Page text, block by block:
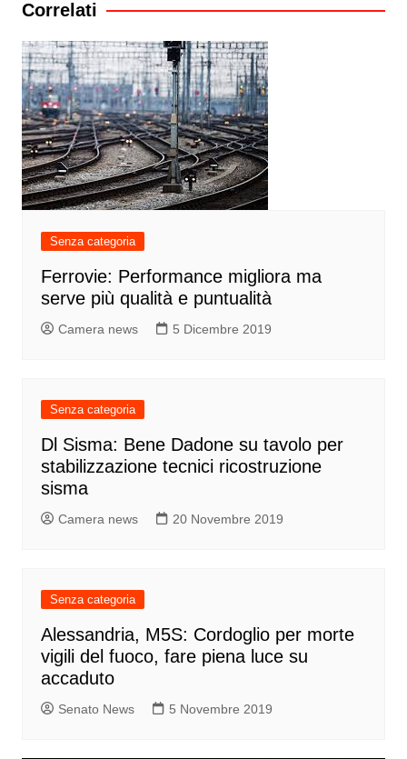
Correlati
Senza categoria
Ferrovie: Performance migliora ma
serve più qualità e puntualità
Camera news 5 Dicembre 2019
Senza categoria
Dl Sisma: Bene Dadone su tavolo per
stabilizzazione tecnici ricostruzione
sisma
Camera news 20 Novembre 2019
Senza categoria
Alessandria, M5S: Cordoglio per morte
vigili del fuoco, fare piena luce su
accaduto
Senato News 5 Novembre 2019